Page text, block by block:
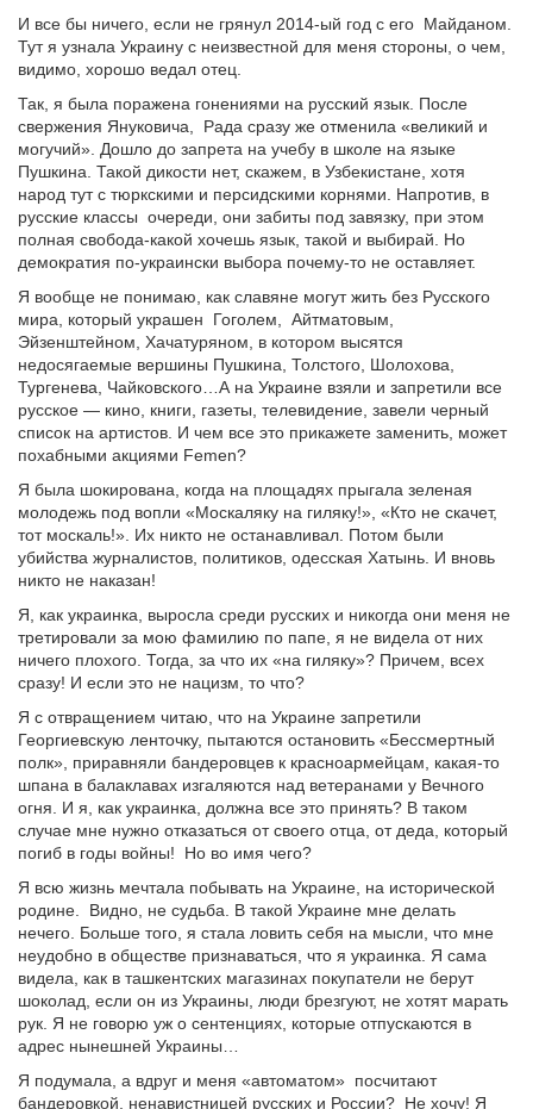
И все бы ничего, если не грянул 2014-ый год с его Майданом.
Тут я узнала Украину с неизвестной для меня стороны, о чем,
видимо, хорошо ведал отец.
Так, я была поражена гонениями на русский язык. После
свержения Януковича, Рада сразу же отменила «великий и
могучий». Дошло до запрета на учебу в школе на языке
Пушкина. Такой дикости нет, скажем, в Узбекистане, хотя
народ тут с тюркскими и персидскими корнями. Напротив, в
русские классы очереди, они забиты под завязку, при этом
полная свобода-какой хочешь язык, такой и выбирай. Но
демократия по-украински выбора почему-то не оставляет.
Я вообще не понимаю, как славяне могут жить без Русского
мира, который украшен Гоголем, Айтматовым,
Эйзенштейном, Хачатуряном, в котором высятся
недосягаемые вершины Пушкина, Толстого, Шолохова,
Тургенева, Чайковского…А на Украине взяли и запретили все
русское — кино, книги, газеты, телевидение, завели черный
список на артистов. И чем все это прикажете заменить, может
похабными акциями Femen?
Я была шокирована, когда на площадях прыгала зеленая
молодежь под вопли «Москаляку на гиляку!», «Кто не скачет,
тот москаль!». Их никто не останавливал. Потом были
убийства журналистов, политиков, одесская Хатынь. И вновь
никто не наказан!
Я, как украинка, выросла среди русских и никогда они меня не
третировали за мою фамилию по папе, я не видела от них
ничего плохого. Тогда, за что их «на гиляку»? Причем, всех
сразу! И если это не нацизм, то что?
Я с отвращением читаю, что на Украине запретили
Георгиевскую ленточку, пытаются остановить «Бессмертный
полк», приравняли бандеровцев к красноармейцам, какая-то
шпана в балаклавах изгаляются над ветеранами у Вечного
огня. И я, как украинка, должна все это принять? В таком
случае мне нужно отказаться от своего отца, от деда, который
погиб в годы войны! Но во имя чего?
Я всю жизнь мечтала побывать на Украине, на исторической
родине. Видно, не судьба. В такой Украине мне делать
нечего. Больше того, я стала ловить себя на мысли, что мне
неудобно в обществе признаваться, что я украинка. Я сама
видела, как в ташкентских магазинах покупатели не берут
шоколад, если он из Украины, люди брезгуют, не хотят марать
рук. Я не говорю уж о сентенциях, которые отпускаются в
адрес нынешней Украины…
Я подумала, а вдруг и меня «автоматом» посчитают
бандеровкой, ненавистницей русских и России? Не хочу! Я